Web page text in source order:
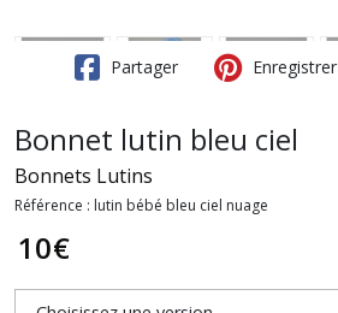
Partager Enregistrer
Bonnet lutin bleu ciel
Bonnets Lutins
Référence : lutin bébé bleu ciel nuage
10€